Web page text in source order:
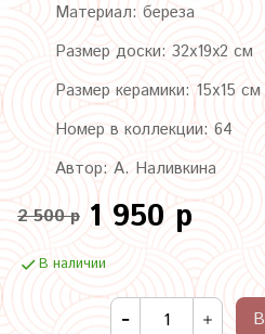
Материал: береза
Размер доски: 32х19х2 см
Размер керамики: 15х15 см
Номер в коллекции: 64
Автор: А. Наливкина
2 500 р 1 950 р
В наличии